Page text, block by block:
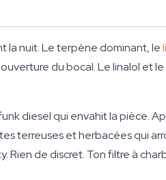
la nuit. Le terpène dominant, le
du bocal. Le linalol et
diesel qui envahit la pièce.
terreuses et herbacées qui
Rien de discret. Ton filtre à